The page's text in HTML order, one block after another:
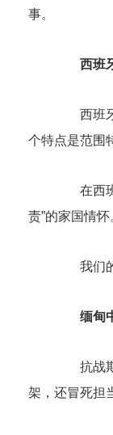
事。
西班
西班牙
个特点是范围
在西班
责”的家国情怀
我们的
缅甸
抗战期
架，还冒死担